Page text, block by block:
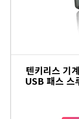
텐키리스 기
USB 패스 스